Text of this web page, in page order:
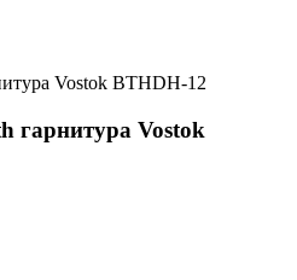
Vostok BTHDH-12
гарнитура Vostok